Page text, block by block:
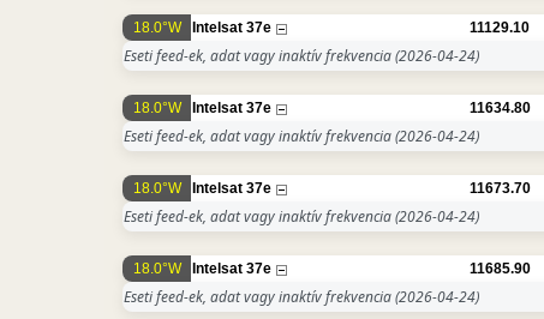
18.0°W Intelsat 37e 11129.10
Eseti feed-ek, adat vagy inaktív frekvencia(2026-04-24)
18.0°W Intelsat 37e 11634.80
Eseti feed-ek, adat vagy inaktív frekvencia(2026-04-24)
18.0°W Intelsat 37e 11673.70
Eseti feed-ek, adat vagy inaktív frekvencia(2026-04-24)
18.0°W Intelsat 37e 11685.90
Eseti feed-ek, adat vagy inaktív frekvencia(2026-04-24)